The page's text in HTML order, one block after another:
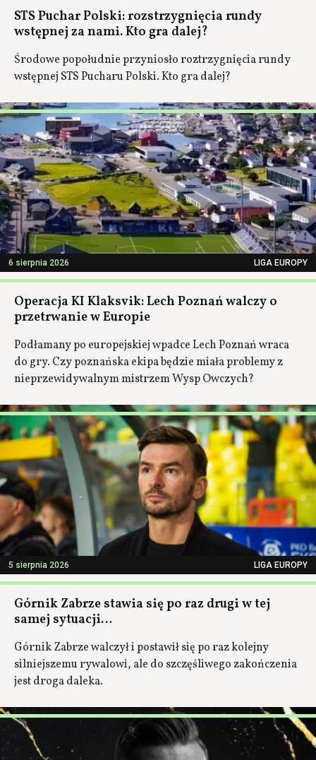
STS Puchar Polski: rozstrzygnięcia rundy
wstępnej za nami. Kto gra dalej?
Środowe popołudnie przyniosło roztrzygnięcia rundy
wstępnej STS Pucharu Polski. Kto gra dalej?
6 sierpnia 2026 LIGA EUROPY
Operacja KI Klaksvik: Lech Poznań walczy o
przetrwanie w Europie
Podłamany po europejskiej wpadce Lech Poznań wraca
do gry. Czy poznańska ekipa będzie miała problemy z
nieprzewidywalnym mistrzem Wysp Owczych?
5 sierpnia 2026 LIGA EUROPY
Górnik Zabrze stawia się po raz drugi w tej
samej sytuacji…
Górnik Zabrze walczył i postawił się po raz kolejny
silniejszemu rywalowi, ale do szczęśliwego zakończenia
jest droga daleka.